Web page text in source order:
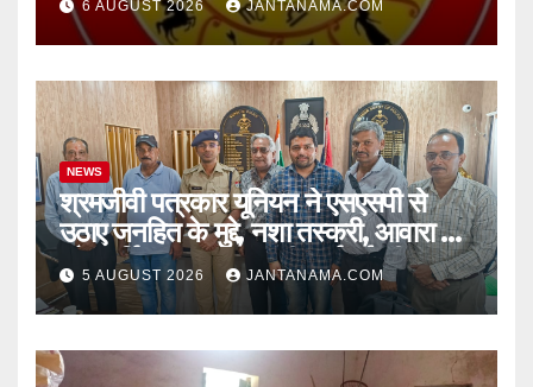
6 AUGUST 2026 JANTANAMA.COM
NEWS
श्रमजीवी पत्रकार यूनियन ने एसएसपी से
उठाए जनहित के मुद्दे, नशा तस्करी, आवारा पशु
और पार्किंग व्यवस्था पर की कार्रवाई की मांग
5 AUGUST 2026 JANTANAMA.COM